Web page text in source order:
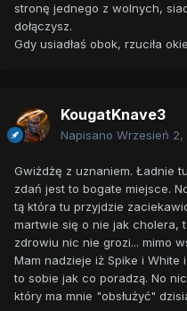
stronę jednego z wolnych,
dołączysz.
Gdy usiadłaś obok, rzuciła
KougatKnave3
Napisano Wrzesień 2,
Gwiżdżę z uznaniem. Ładnie
zdań jest to bogate miejsce.
tą która tu przyjdzie
martwie się o nie jak cholera,
zdrowiu nic nie grozi... mimo
Mam nadzieje iż Spike i White
to sobie jak co poradzą. No
który ma mnie "obsłużyć"